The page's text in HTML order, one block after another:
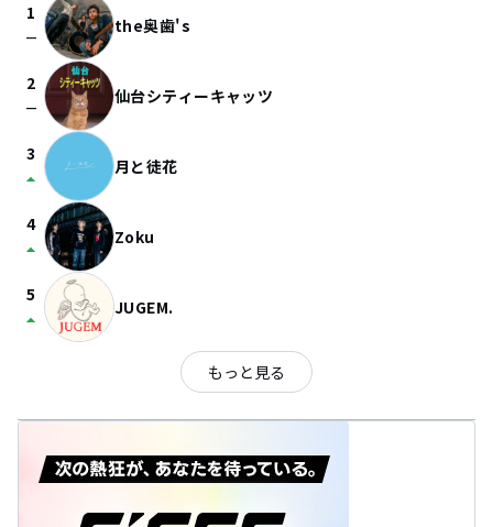
1
check_indeterminate_small the奥歯's
2
check_indeterminate_small 仙台シティーキャッツ
3
arrow_drop_up 月と徒花
4
arrow_drop_up Zoku
5
arrow_drop_up JUGEM.
もっと見る